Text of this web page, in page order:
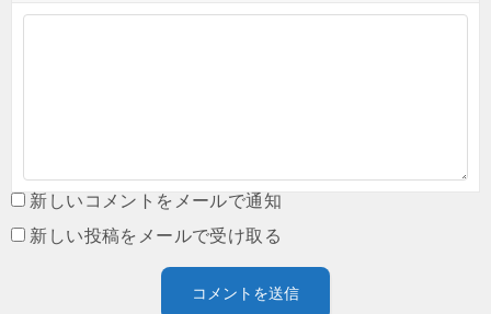
新しいコメントをメールで通知
新しい投稿をメールで受け取る